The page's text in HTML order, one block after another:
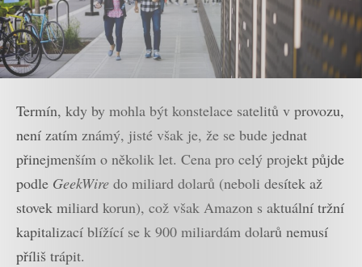
Termín, kdy by mohla být konstelace satelitů v provozu,
není zatím známý, jisté však je, že se bude jednat
přinejmenším o několik let. Cena pro celý projekt půjde
podle GeekWire do miliard dolarů (neboli desítek až
stovek miliard korun), což však Amazon s aktuální tržní
kapitalizací blížící se k 900 miliardám dolarů nemusí
příliš trápit.